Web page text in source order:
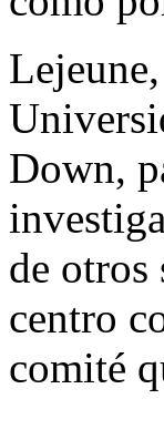
Down,
de otros
centro
comité